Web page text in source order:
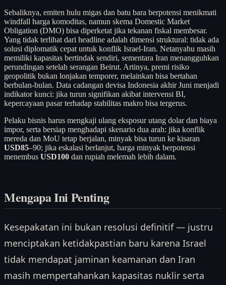
Sebaliknya, emiten hulu migas dan batu bara berpotensi menikmati
windfall harga komoditas, namun skema Domestic Market
Obligation (DMO) bisa diperketat jika tekanan fiskal membesar.
Yang tidak terlihat dari headline adalah dimensi struktural: tidak ada
solusi diplomatik cepat untuk konflik Israel-Iran. Netanyahu masih
memiliki kapasitas bertindak sendiri, sementara Iran menangguhkan
perundingan setelah serangan Beirut. Artinya, premi risiko
geopolitik bukan lonjakan temporer, melainkan bisa bertahan
berbulan-bulan. Data cadangan devisa Indonesia akhir Juni menjadi
indikator kunci: jika turun signifikan akibat intervensi BI,
kepercayaan pasar terhadap stabilitas makro bisa tergerus.
Pelaku bisnis harus mengkaji ulang eksposur utang dolar dan biaya
impor, serta bersiap menghadapi skenario dua arah: jika konflik
mereda dan MoU tetap berjalan, minyak bisa turun ke kisaran
USD85–90; jika eskalasi berlanjut, harga minyak berpotensi
menembus USD100 dan rupiah melemah lebih dalam.
Mengapa Ini Penting
Kesepakatan ini bukan resolusi definitif — justru
menciptakan ketidakpastian baru karena Israel
tidak mendapat jaminan keamanan dan Iran
masih mempertahankan kapasitas nuklir serta